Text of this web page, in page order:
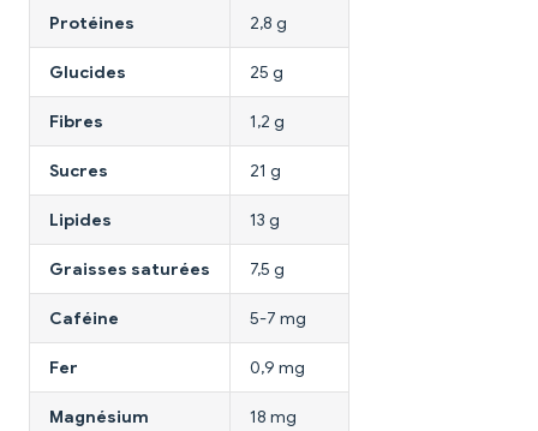
Protéines 2,8 g
Glucides 25 g
Fibres 1,2 g
Sucres 21 g
Lipides 13 g
Graisses saturées 7,5 g
Caféine 5-7 mg
Fer 0,9 mg
Magnésium 18 mg